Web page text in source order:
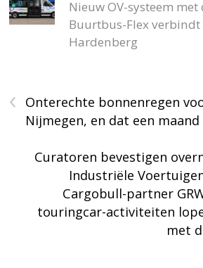
Nieuw OV-systeem
Buurtbus-Flex verbindt
Hardenberg
‹
Onterechte bonnenregen
Nijmegen, en dat een maand
Curatoren bevestigen
Industriële
Cargobull-partner
touringcar-activiteiten
met